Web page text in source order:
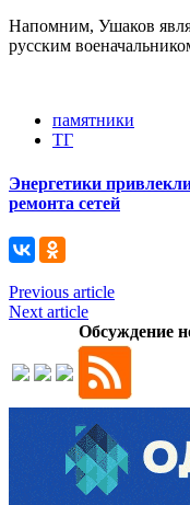
Напомним, Ушаков
русским
памятники
ТГ
Энергетики
ремонта сетей
Previous article
Next article
Обсуждение